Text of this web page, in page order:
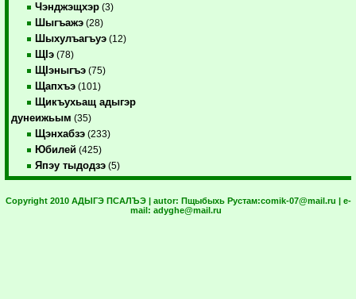
Чэнджэщхэр (3)
Шыгъажэ (28)
Шыхулъагъуэ (12)
ЩIэ (78)
ЩIэныгъэ (75)
Щапхъэ (101)
Щикъухьащ адыгэр
дунеижьым (35)
Щэнхабзэ (233)
Юбилей (425)
Япэу тыдодзэ (5)
Copyright 2010 АДЫГЭ ПСАЛЪЭ | autor: Пщыбыхь Рустам:comik-07@mail.ru | e-
mail: adyghe@mail.ru